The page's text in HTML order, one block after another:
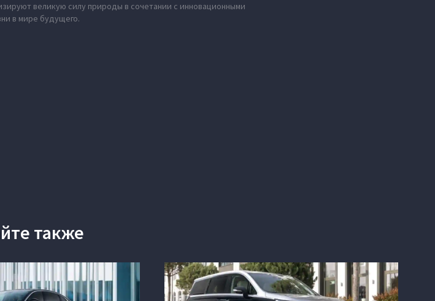
великую силу природы в сочетании с инновационными
в мире будущего.
также